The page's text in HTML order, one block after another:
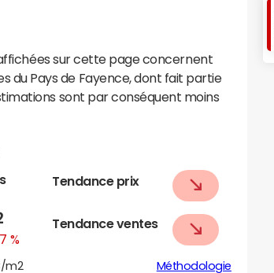
sur cette page concernent
du Pays de Fayence, dont fait partie
sont par conséquent moins
%
Tendance prix
Tendance ventes
m2 Méthodologie